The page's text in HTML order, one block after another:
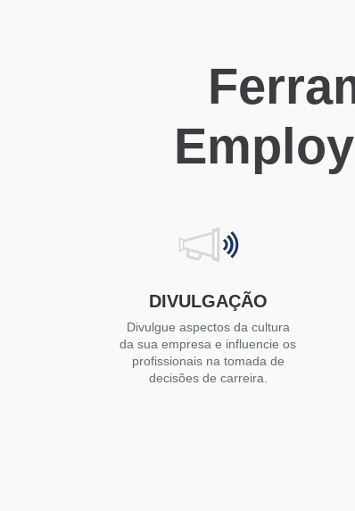
DIVULGAÇÃO
Divulgue aspectos da cultura
da sua empresa e influencie os
profissionais na tomada de
decisões de carreira.